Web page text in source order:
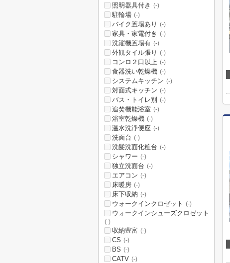
照明器具付き (-)
駐輪場 (-)
バイク置場あり (-)
家具・家電付き (-)
洗濯機置場有 (-)
外観タイル張り (-)
コンロ２口以上 (-)
食器洗い乾燥機 (-)
システムキッチン (-)
対面式キッチン (-)
バス・トイレ別 (-)
追焚機能浴室 (-)
浴室乾燥機 (-)
温水洗浄便座 (-)
洗面台 (-)
洗髪洗面化粧台 (-)
シャワー (-)
独立洗面台 (-)
エアコン (-)
床暖房 (-)
床下収納 (-)
ウォークインクロゼット (-)
ウォークインシューズクロゼット
(-)
収納豊富 (-)
CS (-)
BS (-)
CATV (-)